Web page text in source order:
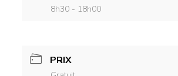
8h30 - 18h00
PRIX